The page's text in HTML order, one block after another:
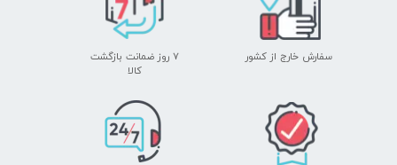
سفارش خارج از کشور
۷ روز ضمانت بازگشت
​​​​​​​کالا